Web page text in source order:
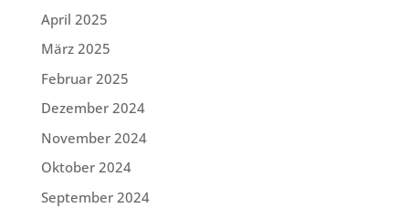
April 2025
März 2025
Februar 2025
Dezember 2024
November 2024
Oktober 2024
September 2024